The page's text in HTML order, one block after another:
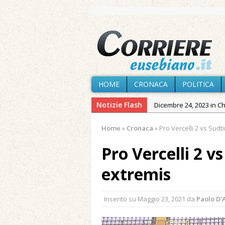
HOME CRONACA POLITICA
Notizie Flash Dicembre 24, 2023 in
Agosto 7, 2026 in
provvisoria»
Home » Cronaca » Pro Vercelli 2 vs
Pro Vercelli 2
extremis
Inserito su Maggio 23, 2021 da Paolo